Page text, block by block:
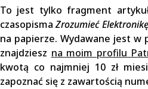
To jest tylko fragment
czasopismaZrozumieć Elektronikę
na papierze. Wydawane jest w
znajdziesz na moim profilu
kwotą co najmniej 10 zł
zapoznać się z zawartością